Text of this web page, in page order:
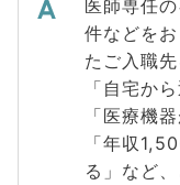
医師専任
件などを
たご入職
「自宅か
「医療機
「年収
る」など